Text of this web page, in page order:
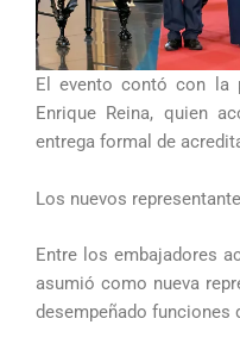
El evento contó con la
Enrique Reina, quien
entrega formal de
Los nuevos
Entre los embajadores
asumió como nueva
desempeñado funciones